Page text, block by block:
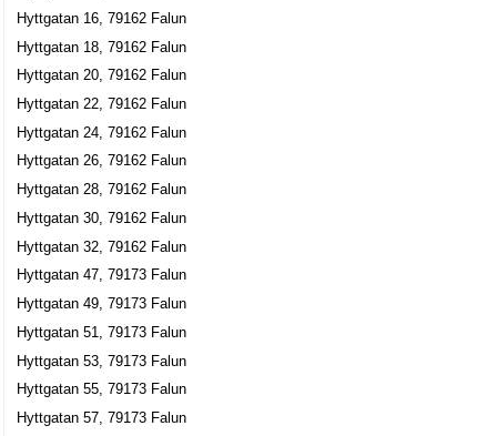
Massageloftet
Barbro Margareta Svedlund
Hyttgatan 58 Lgh 1002, 79160 Falun
P&I Acca AB
Kent Staffan Rothoff
023-26726
Hyttgatan 62, 79160 Falun
ARQE Exp. Imp. HB
023-65573
Hyttgatan 68 B, 79173 Falun
Secu import Sweden
Johan Olof Peter Stääd
Hyttgatan 68 B Lgh 1003, 79173 Falun
fINGERborgen Falun
Hyttgatan 16, 79162 Falun
Hyttgatan 18, 79162 Falun
Hyttgatan 20, 79162 Falun
Hyttgatan 22, 79162 Falun
Hyttgatan 24, 79162 Falun
Hyttgatan 26, 79162 Falun
Hyttgatan 28, 79162 Falun
Hyttgatan 30, 79162 Falun
Hyttgatan 32, 79162 Falun
Hyttgatan 47, 79173 Falun
Hyttgatan 49, 79173 Falun
Hyttgatan 51, 79173 Falun
Hyttgatan 53, 79173 Falun
Hyttgatan 55, 79173 Falun
Hyttgatan 57, 79173 Falun